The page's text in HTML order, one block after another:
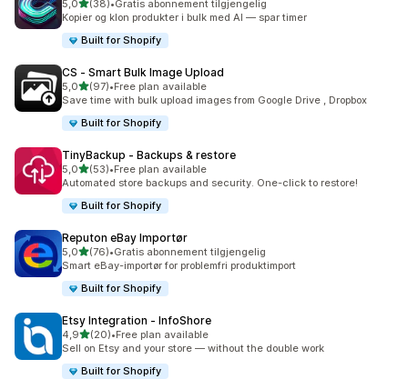
5,0av 5 stjerner
(38)
Totalt 38 omtaler
•Gratis abonnement tilgjengelig
Kopier og klon produkter i bulk med AI — spar timer
Built for Shopify
CS ‑ Smart Bulk Image Upload
5,0av 5 stjerner
(97)
Totalt 97 omtaler
•Free plan available
Save time with bulk upload images from Google Drive , Dropbox
Built for Shopify
TinyBackup ‑ Backups & restore
5,0av 5 stjerner
(53)
Totalt 53 omtaler
•Free plan available
Automated store backups and security. One-click to restore!
Built for Shopify
Reputon eBay Importør
5,0av 5 stjerner
(76)
Totalt 76 omtaler
•Gratis abonnement tilgjengelig
Smart eBay-importør for problemfri produktimport
Built for Shopify
Etsy Integration ‑ InfoShore
4,9av 5 stjerner
(20)
Totalt 20 omtaler
•Free plan available
Sell on Etsy and your store — without the double work
Built for Shopify